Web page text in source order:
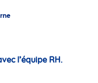
l’équipe RH.